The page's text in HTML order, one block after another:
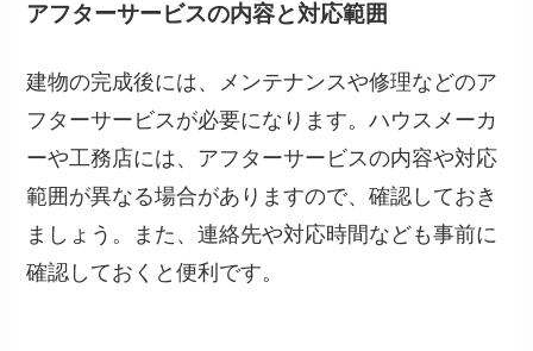
アフターサービスの内容と対応範囲
建物の完成後には、メンテナンスや修理などのア
フターサービスが必要になります。ハウスメーカ
ーや工務店には、アフターサービスの内容や対応
範囲が異なる場合がありますので、確認しておき
ましょう。また、連絡先や対応時間なども事前に
確認しておくと便利です。